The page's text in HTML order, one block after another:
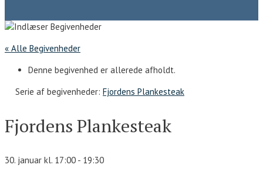
« Alle Begivenheder
Denne begivenhed er allerede afholdt.
Serie af begivenheder: Fjordens Plankesteak
Fjordens Plankesteak
30. januar kl. 17:00 - 19:30